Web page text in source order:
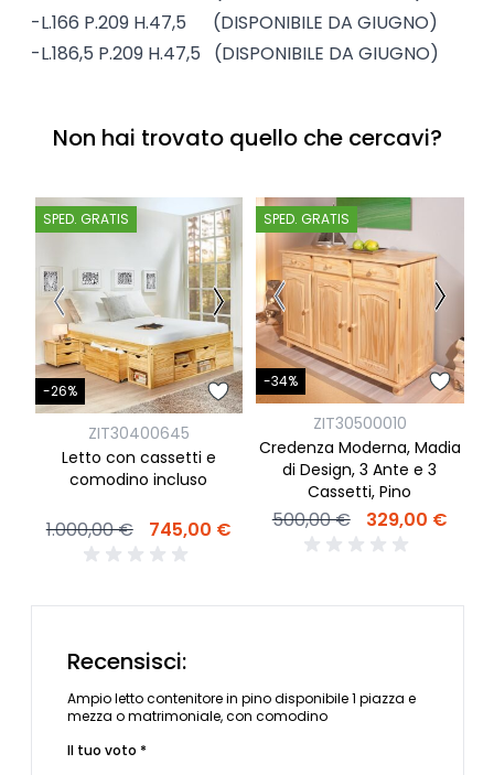
-L.166 P.209 H.47,5 (DISPONIBILE DA GIUGNO)
-L.186,5 P.209 H.47,5 (DISPONIBILE DA GIUGNO)
Non hai trovato quello che cercavi?
SPED. GRATIS
-26%
ZIT30400645
Letto con cassetti e
comodino incluso
1.000,00 € 745,00 €
SPED. GRATIS
-34%
ZIT30500010
Credenza Moderna, Madia
di Design, 3 Ante e 3
Cassetti, Pino
500,00 € 329,00 €
Recensisci:
Ampio letto contenitore in pino disponibile 1 piazza e
mezza o matrimoniale, con comodino
Il tuo voto *